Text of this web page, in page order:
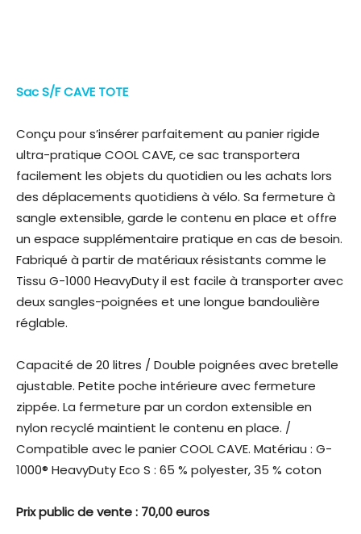
Sac S/F CAVE TOTE
Conçu pour s’insérer parfaitement au panier rigide
ultra-pratique COOL CAVE, ce sac transportera
facilement les objets du quotidien ou les achats lors
des déplacements quotidiens à vélo. Sa fermeture à
sangle extensible, garde le contenu en place et offre
un espace supplémentaire pratique en cas de besoin.
Fabriqué à partir de matériaux résistants comme le
Tissu G-1000 HeavyDuty il est facile à transporter avec
deux sangles-poignées et une longue bandoulière
réglable.
Capacité de 20 litres / Double poignées avec bretelle
ajustable. Petite poche intérieure avec fermeture
zippée. La fermeture par un cordon extensible en
nylon recyclé maintient le contenu en place. /
Compatible avec le panier COOL CAVE. Matériau : G-
1000® HeavyDuty Eco S : 65 % polyester, 35 % coton
Prix public de vente : 70,00 euros